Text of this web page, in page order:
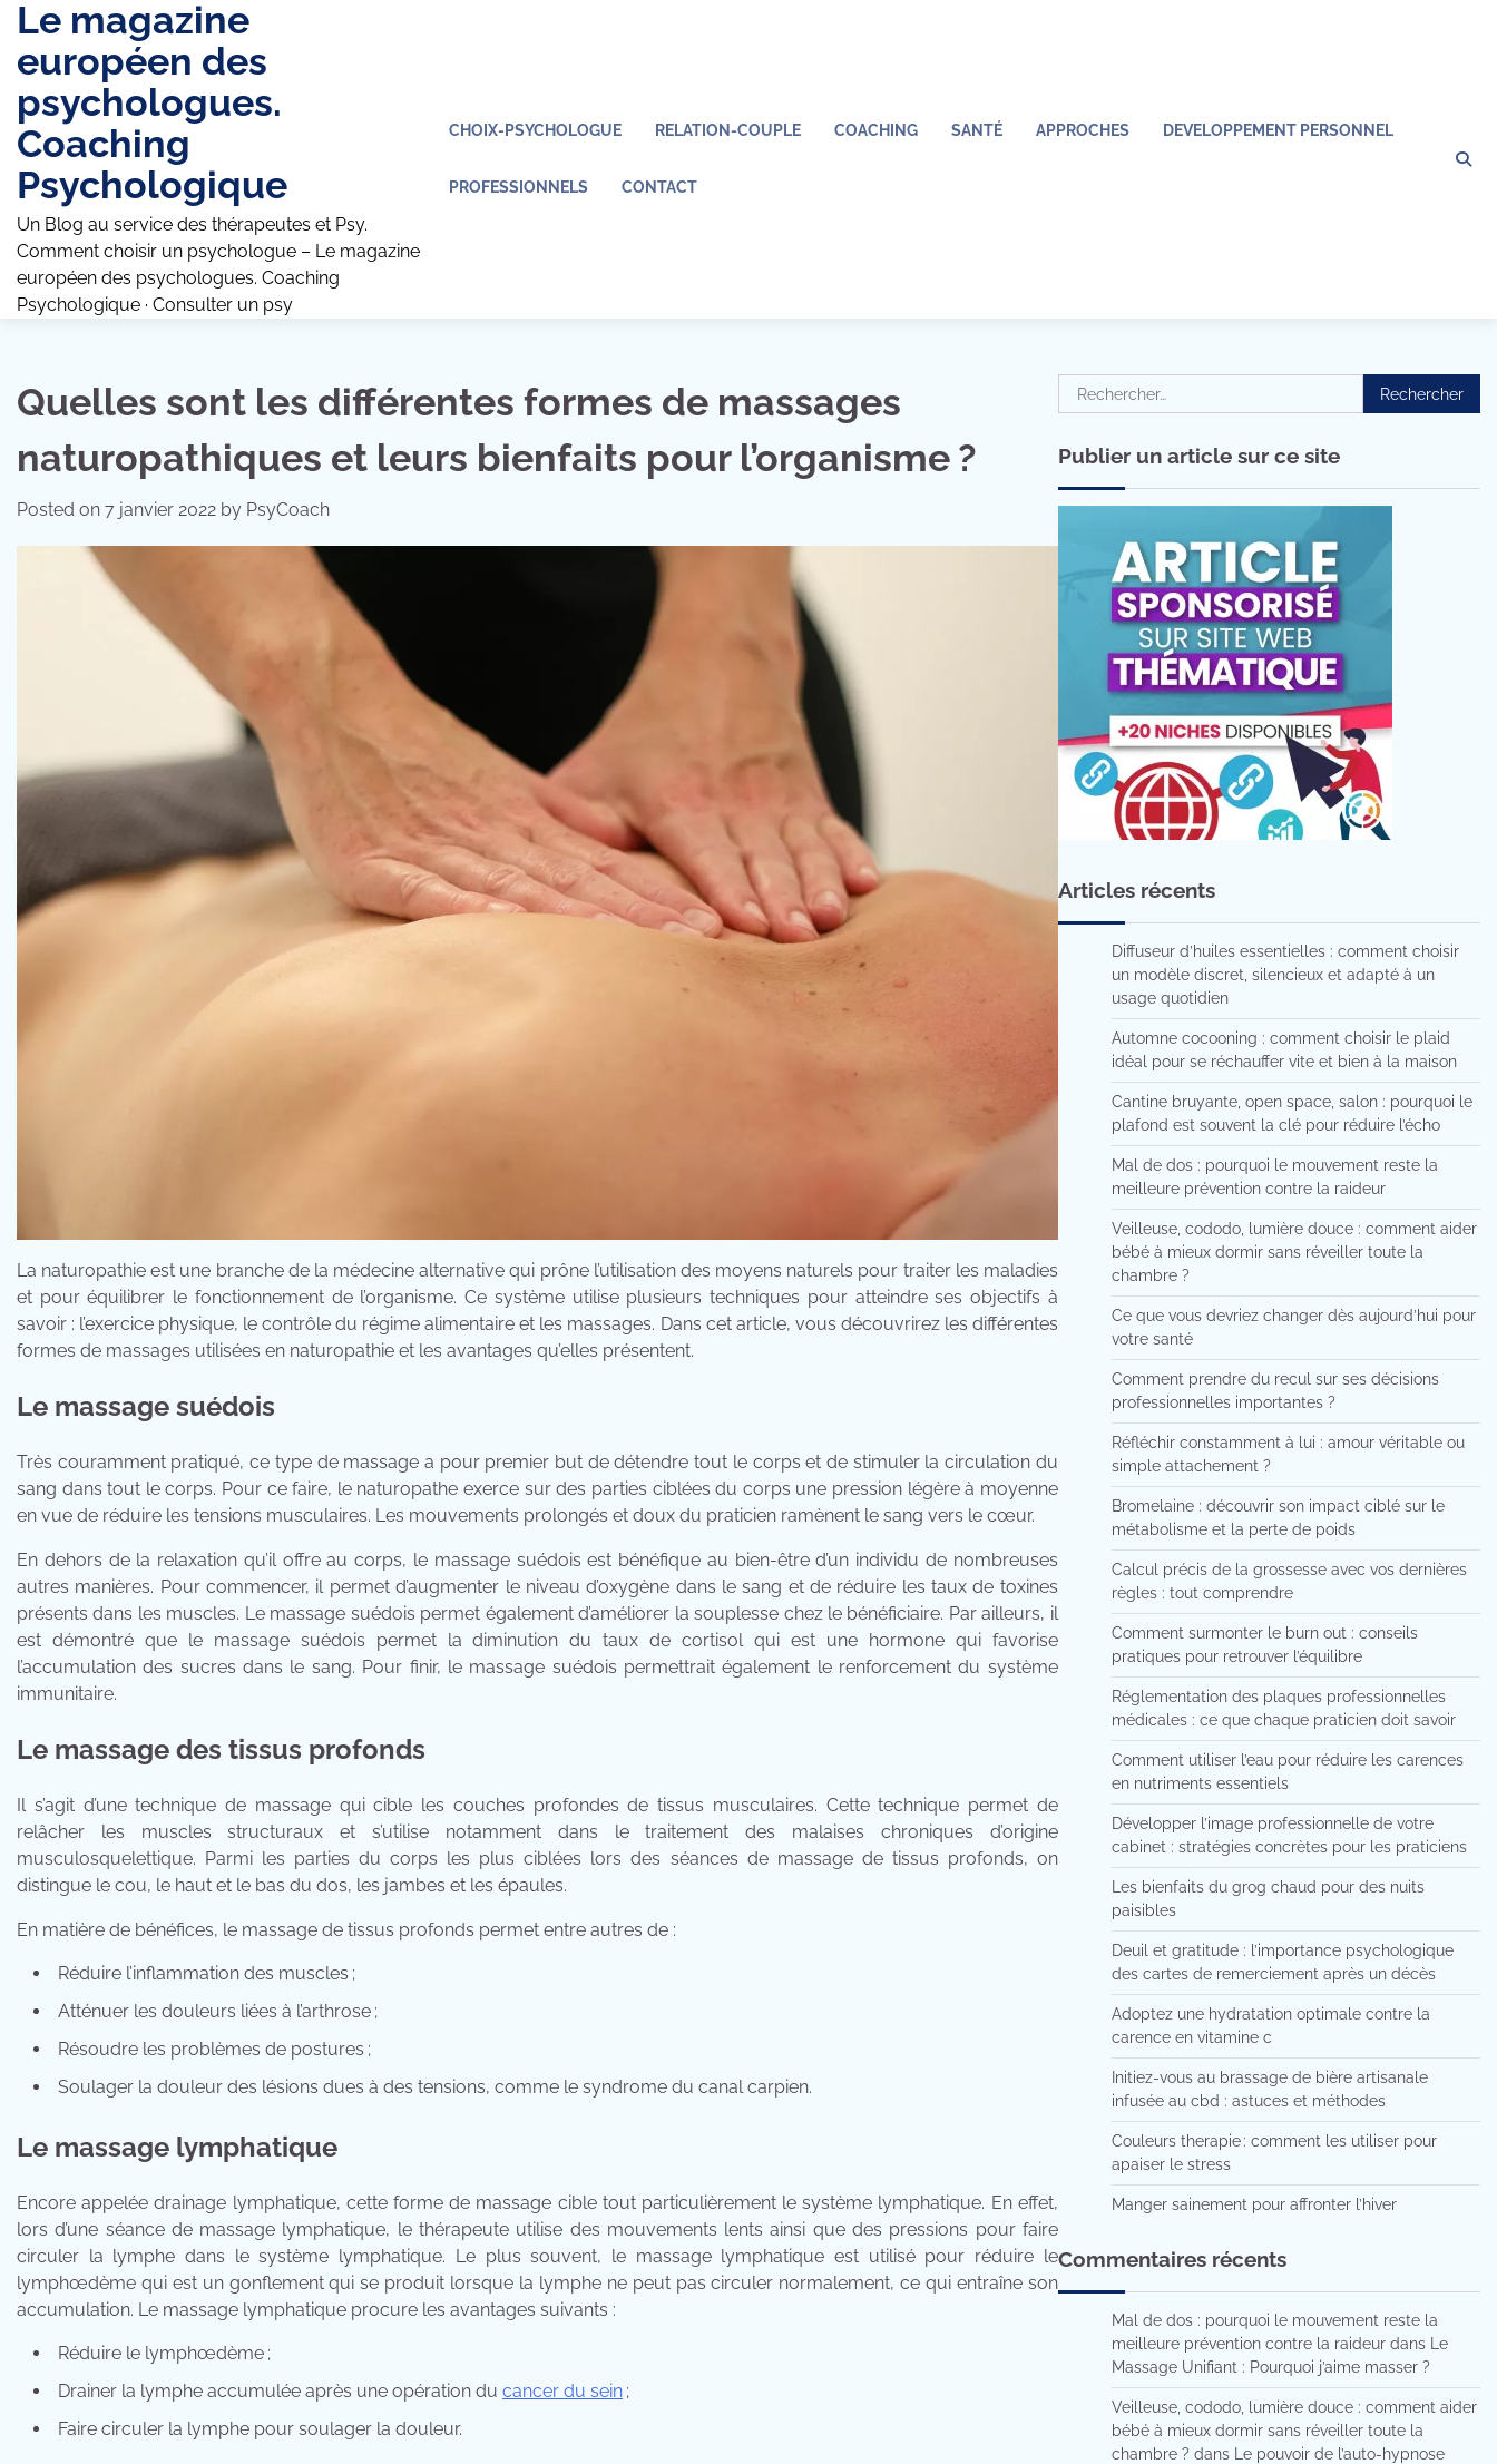
Skip
content
Le magazine
européen des
psychologues.
Coaching
Psychologique
Un Blog au service des thérapeutes et Psy.
Comment choisir un psychologue – Le magazine
européen des psychologues. Coaching
Psychologique · Consulter un psy
CHOIX-PSYCHOLOGUE RELATION-COUPLE COACHING SANTÉ APPROCHES DEVELOPPEMENT PERSONNEL
PROFESSIONNELS CONTACT
Quelles sont les différentes formes de massages
naturopathiques et leurs bienfaits pour l’organisme ?
Posted on 7 janvier 2022 by PsyCoach
La naturopathie est une branche de la médecine alternative qui prône l’utilisation des moyens naturels pour traiter les maladies
et pour équilibrer le fonctionnement de l’organisme. Ce système utilise plusieurs techniques pour atteindre ses objectifs à
savoir : l’exercice physique, le contrôle du régime alimentaire et les massages. Dans cet article, vous découvrirez les différentes
formes de massages utilisées en naturopathie et les avantages qu’elles présentent.
Le massage suédois
Très couramment pratiqué, ce type de massage a pour premier but de détendre tout le corps et de stimuler la circulation du
sang dans tout le corps. Pour ce faire, le naturopathe exerce sur des parties ciblées du corps une pression légère à moyenne
en vue de réduire les tensions musculaires. Les mouvements prolongés et doux du praticien ramènent le sang vers le cœur.
En dehors de la relaxation qu’il offre au corps, le massage suédois est bénéfique au bien-être d’un individu de nombreuses
autres manières. Pour commencer, il permet d’augmenter le niveau d’oxygène dans le sang et de réduire les taux de toxines
présents dans les muscles. Le massage suédois permet également d’améliorer la souplesse chez le bénéficiaire. Par ailleurs, il
est démontré que le massage suédois permet la diminution du taux de cortisol qui est une hormone qui favorise
l’accumulation des sucres dans le sang. Pour finir, le massage suédois permettrait également le renforcement du système
immunitaire.
Le massage des tissus profonds
Il s’agit d’une technique de massage qui cible les couches profondes de tissus musculaires. Cette technique permet de
relâcher les muscles structuraux et s’utilise notamment dans le traitement des malaises chroniques d’origine
musculosquelettique. Parmi les parties du corps les plus ciblées lors des séances de massage de tissus profonds, on
distingue le cou, le haut et le bas du dos, les jambes et les épaules.
En matière de bénéfices, le massage de tissus profonds permet entre autres de :
Réduire l’inflammation des muscles ;
Atténuer les douleurs liées à l’arthrose ;
Résoudre les problèmes de postures ;
Soulager la douleur des lésions dues à des tensions, comme le syndrome du canal carpien.
Le massage lymphatique
Encore appelée drainage lymphatique, cette forme de massage cible tout particulièrement le système lymphatique. En effet,
lors d’une séance de massage lymphatique, le thérapeute utilise des mouvements lents ainsi que des pressions pour faire
circuler la lymphe dans le système lymphatique. Le plus souvent, le massage lymphatique est utilisé pour réduire le
lymphœdème qui est un gonflement qui se produit lorsque la lymphe ne peut pas circuler normalement, ce qui entraîne son
accumulation. Le massage lymphatique procure les avantages suivants :
Réduire le lymphœdème ;
Drainer la lymphe accumulée après une opération du cancer du sein ;
Faire circuler la lymphe pour soulager la douleur.
Rechercher :
Publier un article sur ce site
Articles récents
Diffuseur d’huiles essentielles : comment choisir
un modèle discret, silencieux et adapté à un
usage quotidien
Automne cocooning : comment choisir le plaid
idéal pour se réchauffer vite et bien à la maison
Cantine bruyante, open space, salon : pourquoi le
plafond est souvent la clé pour réduire l’écho
Mal de dos : pourquoi le mouvement reste la
meilleure prévention contre la raideur
Veilleuse, cododo, lumière douce : comment aider
bébé à mieux dormir sans réveiller toute la
chambre ?
Ce que vous devriez changer dès aujourd’hui pour
votre santé
Comment prendre du recul sur ses décisions
professionnelles importantes ?
Réfléchir constamment à lui : amour véritable ou
simple attachement ?
Bromelaine : découvrir son impact ciblé sur le
métabolisme et la perte de poids
Calcul précis de la grossesse avec vos dernières
règles : tout comprendre
Comment surmonter le burn out : conseils
pratiques pour retrouver l’équilibre
Réglementation des plaques professionnelles
médicales : ce que chaque praticien doit savoir
Comment utiliser l’eau pour réduire les carences
en nutriments essentiels
Développer l’image professionnelle de votre
cabinet : stratégies concrètes pour les praticiens
Les bienfaits du grog chaud pour des nuits
paisibles
Deuil et gratitude : l’importance psychologique
des cartes de remerciement après un décès
Adoptez une hydratation optimale contre la
carence en vitamine c
Initiez-vous au brassage de bière artisanale
infusée au cbd : astuces et méthodes
Couleurs therapie : comment les utiliser pour
apaiser le stress
Manger sainement pour affronter l’hiver
Commentaires récents
Mal de dos : pourquoi le mouvement reste la
meilleure prévention contre la raideurdans
Le
Massage Unifiant : Pourquoi j’aime masser ?
Veilleuse, cododo, lumière douce : comment aider
bébé à mieux dormir sans réveiller toute la
chambre ? dans
Le pouvoir de l’auto-hypnose